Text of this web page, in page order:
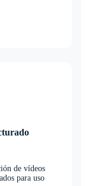
de vídeos
para uso